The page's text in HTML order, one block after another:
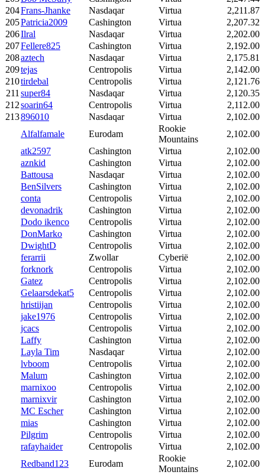
204Frans-Jhanke Nasdaqar Virtua
2,211.87
205Patricia2009 Cashington Virtua
2,207.32
206Ilral Nasdaqar Virtua
2,202.00
207Fellere825 Cashington Virtua
2,192.00
208aztech Nasdaqar Virtua
2,175.81
209tejas Centropolis Virtua
2,142.00
210tirdebal Centropolis Virtua
2,121.76
211super84 Nasdaqar Virtua
2,120.35
212soarin64 Centropolis Virtua
2,112.00
213896010 Nasdaqar Virtua
2,102.00
Alfalfamale
Eurodam
Rookie
Mountains
2,102.00
atk2597
Cashington Virtua
2,102.00
aznkid
Cashington Virtua
2,102.00
Battousa
Nasdaqar Virtua
2,102.00
BenSilvers
Cashington Virtua
2,102.00
conta
Centropolis Virtua
2,102.00
devonadrik
Cashington Virtua
2,102.00
Dodo ikenco
Centropolis Virtua
2,102.00
DonMarko
Cashington Virtua
2,102.00
DwightD
Centropolis Virtua
2,102.00
ferarrii
Zwollar Cyberië
2,102.00
forknork
Centropolis Virtua
2,102.00
Gatez
Centropolis Virtua
2,102.00
Gelaarsdekat5
Centropolis Virtua
2,102.00
hristiijan
Centropolis Virtua
2,102.00
jake1976
Centropolis Virtua
2,102.00
jcacs
Centropolis Virtua
2,102.00
Laffy
Cashington Virtua
2,102.00
Layla Tim
Nasdaqar Virtua
2,102.00
lvboom
Centropolis Virtua
2,102.00
Malum
Cashington Virtua
2,102.00
marnixoo
Centropolis Virtua
2,102.00
marnixvir
Cashington Virtua
2,102.00
MC Escher
Cashington Virtua
2,102.00
mias
Cashington Virtua
2,102.00
Pilgrim
Centropolis Virtua
2,102.00
rafayhaider
Centropolis Virtua
2,102.00
Redband123
Eurodam
Rookie
Mountains
2,102.00